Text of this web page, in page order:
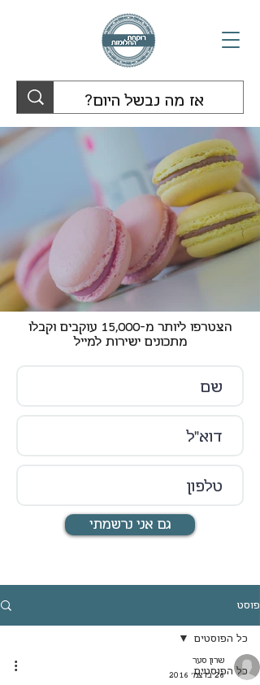
הצטרפו ליותר מ-15,000 עוקבים וקבלו
מתכונים ישירות למייל
גם אני נרשמתי
פוסט
כל הפוסטים
כל הפוסטים
שרון סער
26 בדצמ׳ 2016